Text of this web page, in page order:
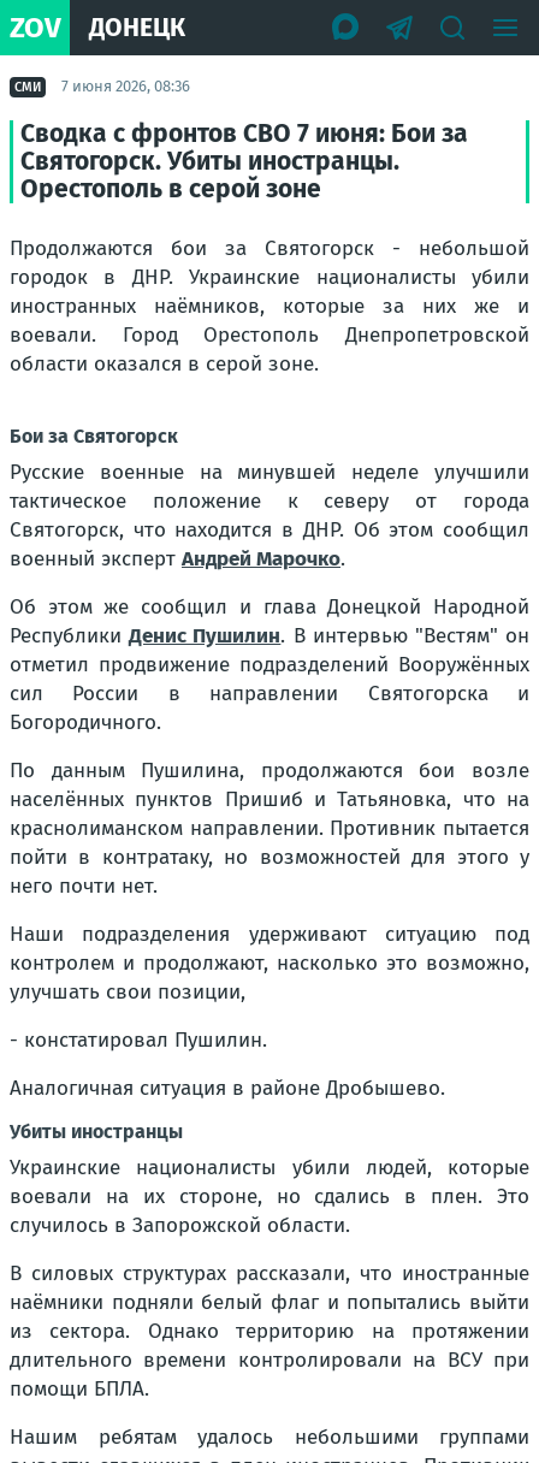
ZOV ДОНЕЦК
СМИ 7 июня 2026, 08:36
Сводка с фронтов СВО 7 июня: Бои за
Святогорск. Убиты иностранцы.
Орестополь в серой зоне
Продолжаются бои за Святогорск - небольшой
городок в ДНР. Украинские националисты убили
иностранных наёмников, которые за них же и
воевали. Город Орестополь Днепропетровской
области оказался в серой зоне.
Бои за Святогорск
Русские военные на минувшей неделе улучшили
тактическое положение к северу от города
Святогорск, что находится в ДНР. Об этом сообщил
военный эксперт Андрей Марочко.
Об этом же сообщил и глава Донецкой Народной
РеспубликиДенис Пушилин. В интервью "Вестям" он
отметил продвижение подразделений Вооружённых
сил России в направлении Святогорска и
Богородичного.
По данным Пушилина, продолжаются бои возле
населённых пунктов Пришиб и Татьяновка, что на
краснолиманском направлении. Противник пытается
пойти в контратаку, но возможностей для этого у
него почти нет.
Наши подразделения удерживают ситуацию под
контролем и продолжают, насколько это возможно,
улучшать свои позиции,
- констатировал Пушилин.
Аналогичная ситуация в районе Дробышево.
Убиты иностранцы
Украинские националисты убили людей, которые
воевали на их стороне, но сдались в плен. Это
случилось в Запорожской области.
В силовых структурах рассказали, что иностранные
наёмники подняли белый флаг и попытались выйти
из сектора. Однако территорию на протяжении
длительного времени контролировали на ВСУ при
помощи БПЛА.
Нашим ребятам удалось небольшими группами